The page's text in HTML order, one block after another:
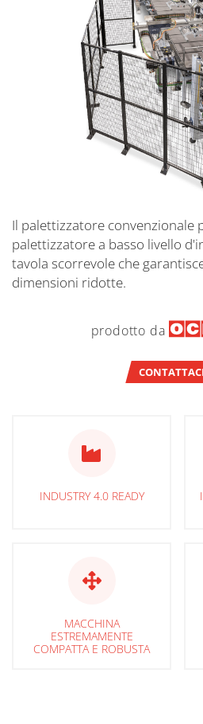
Il palettizzatore convenzionale
palettizzatore a basso livello
tavola scorrevole che
dimensioni ridotte.
prodotto da
INDUSTRY 4.0 READY
MACCHINA
ESTREMAMENTE
COMPATTA E ROBUSTA